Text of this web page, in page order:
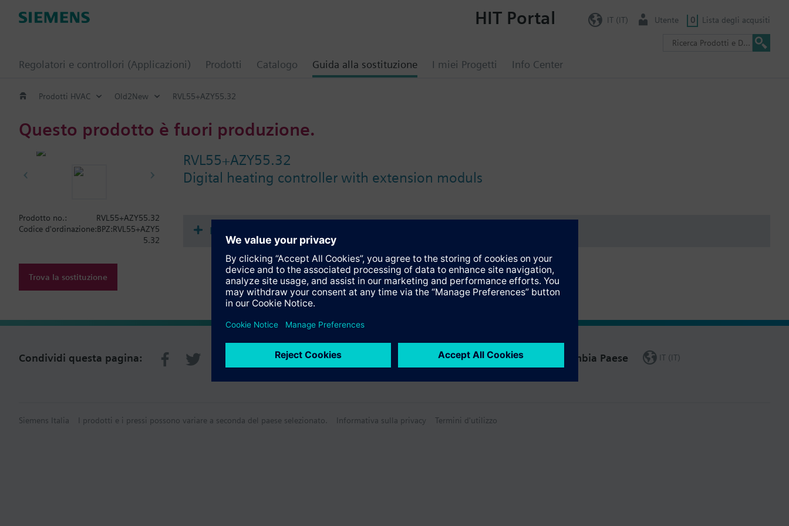
Regolatori e controllori (Applicazioni) Prodotti Catalogo Guida alla sostituzione I miei Progetti Info Center
HIT Portal IT (IT) Utente 0 Lista degli acqusiti
Prodotti HVAC Old2New RVL55+AZY55.32
Questo prodotto è fuori produzione.
RVL55+AZY55.32
Digital heating controller with extension moduls
Prodotto no.:
RVL55+AZY55.32
Codice d'ordinazione:BPZ:RVL55+AZY5
5.32
Trova la sostituzione
Documenti
Condividi questa pagina: Cambia Paese IT (IT)
Siemens Italia I prodotti e i pressi possono variare a seconda del paese selezionato. Informativa sulla privacy Termini d'utilizzo